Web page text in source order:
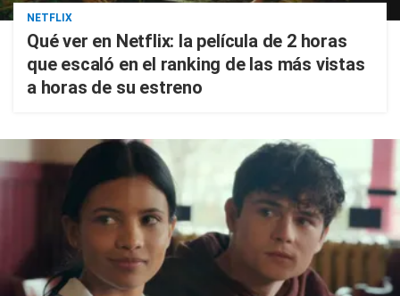
NETFLIX
Qué ver en Netflix: la película de 2 horas
que escaló en el ranking de las más vistas
a horas de su estreno